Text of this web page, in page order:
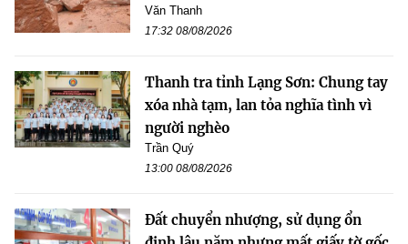
Văn Thanh
17:32 08/08/2026
Thanh tra tỉnh Lạng Sơn: Chung tay
xóa nhà tạm, lan tỏa nghĩa tình vì
người nghèo
Trần Quý
13:00 08/08/2026
Đất chuyển nhượng, sử dụng ổn